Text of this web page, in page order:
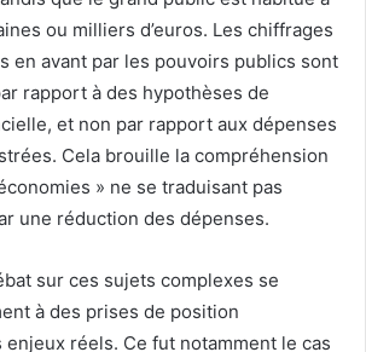
ou milliers d’euros. Les chiffrages
en avant par les pouvoirs publics sont
rapport à des hypothèses de
et non par rapport aux dépenses
Cela brouille la compréhension
» ne se traduisant pas
une réduction des dépenses.
sur ces sujets complexes se
à des prises de position
réels. Ce fut notamment le cas